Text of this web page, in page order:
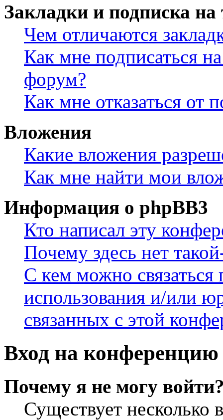
Закладки и подписка
Чем отличаются
Как мне подписаться
форум?
Как мне отказаться от
Вложения
Какие вложения
Как мне найти мои
Информация о phpBB3
Кто написал эту
Почему здесь нет
С кем можно связаться
использования и/или
связанных с этой
Вход на конференцию
Почему я не могу
Существует